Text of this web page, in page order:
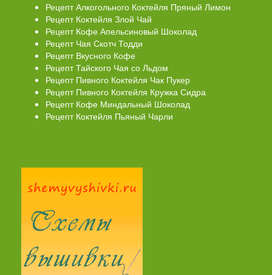
Рецепт Алкогольного Коктейля Пряный Лимон
Рецепт Коктейля Злой Чай
Рецепт Кофе Апельсиновый Шоколад
Рецепт Чая Скотч Тодди
Рецепт Вкусного Кофе
Рецепт Тайского Чая со Льдом
Рецепт Пивного Коктейля Чак Пукер
Рецепт Пивного Коктейля Кружка Сидра
Рецепт Кофе Миндальный Шоколад
Рецепт Коктейля Пьяный Чарли